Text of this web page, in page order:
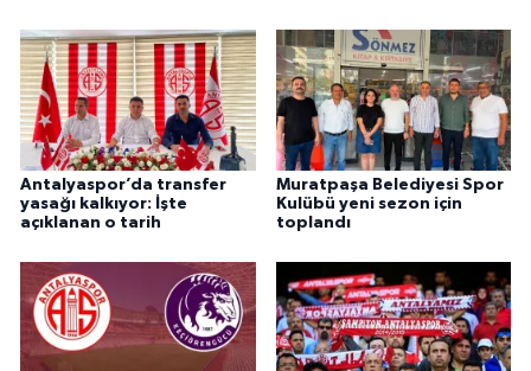
Antalyaspor’da transfer
yasağı kalkıyor: İşte
açıklanan o tarih
Muratpaşa Belediyesi Spor
Kulübü yeni sezon için
toplandı